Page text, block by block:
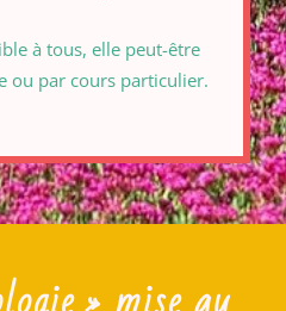
à tous, elle peut-être
ou par cours particulier.